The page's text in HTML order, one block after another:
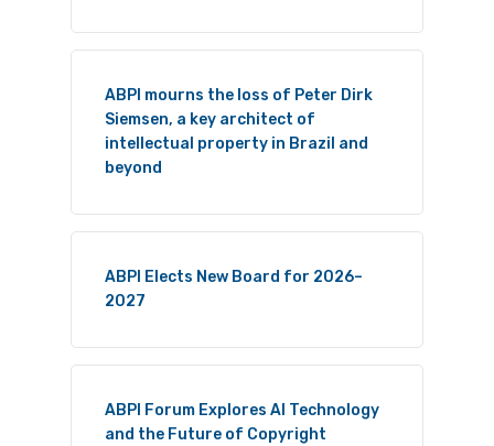
ABPI mourns the loss of Peter Dirk
Siemsen, a key architect of
intellectual property in Brazil and
beyond
ABPI Elects New Board for 2026–
2027
ABPI Forum Explores AI Technology
and the Future of Copyright